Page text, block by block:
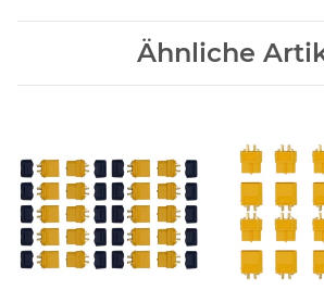
Ähnliche